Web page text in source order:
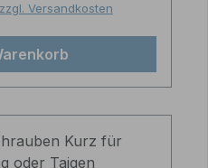
Versandkosten